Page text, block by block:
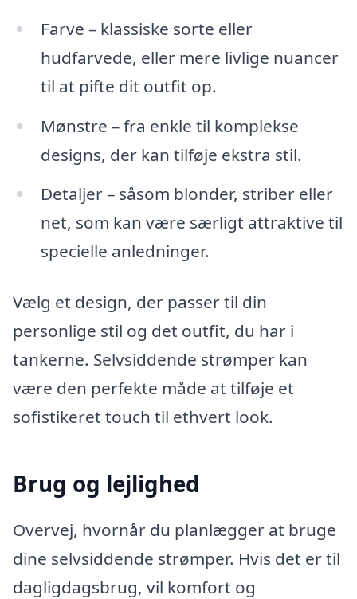
Farve – klassiske sorte eller
hudfarvede, eller mere livlige nuancer
til at pifte dit outfit op.
Mønstre – fra enkle til komplekse
designs, der kan tilføje ekstra stil.
Detaljer – såsom blonder, striber eller
net, som kan være særligt attraktive til
specielle anledninger.
Vælg et design, der passer til din
personlige stil og det outfit, du har i
tankerne. Selvsiddende strømper kan
være den perfekte måde at tilføje et
sofistikeret touch til ethvert look.
Brug og lejlighed
Overvej, hvornår du planlægger at bruge
dine selvsiddende strømper. Hvis det er til
dagligdagsbrug, vil komfort og